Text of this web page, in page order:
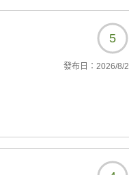
5
發布日： 2026/8/2